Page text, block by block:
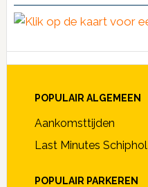
POPULAIR ALGEMEEN
Aankomsttijden
Last Minutes Schiphol
POPULAIR PARKEREN